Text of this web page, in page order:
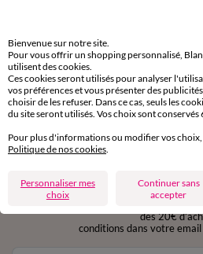
sous 30 jours avec Mondial
Service clients
par chat et par téléphone
de 8h00 à 20h00 du lundi au
en vous inscrivant
dès 20€
conditions dans votre
Bienvenue sur notre site.
Pour vous offrir un shopping personnalisé,
utilisent des cookies.
Ces cookies seront utilisés pour analyser
vos préférences et vous présenter des
choisir de les refuser. Dans ce cas, seuls les
du site seront utilisés. Vos choix sont conservés
Pour plus d'informations ou modifier vos
Politique de nos cookies.
Personnaliser mes
choix
Continuer sans
accepter